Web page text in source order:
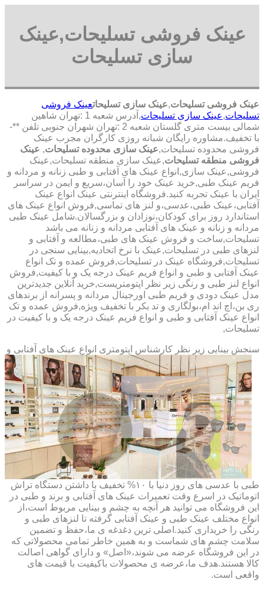
عینک فروشی تسلیحات,عینک
سازی تسلیحات
عینک فروشی تسلیحات,عینک سازی تسلیحاتعینک فروشی
تسلیحات,عینک سازی تسلیحات
,آدرس شعبه 1 :تهران شاهین
شمالی بیست متری گلستان شعبه 2 :تهران شهران جنوبی تلفن **-
با تخفیف.مشاوره رایگان شبانه روزی کارگران مجرب عینک
فروشی محدوده تسلیحات,عینک سازی محدوده تسلیحات, عینک
فروشی منطقه تسلیحات,عینک سازی منطقه تسلیحات,عینک
فروشی,عینک سازی,انواع عینک های آفتابی و طبی زنانه و مردانه و
فریم عینک طبی,خرید عینک خود را آسان،سریع و ایمن در سراسر
ایران با عینک تجربه کنید.فروشگاه اینترنتی عینک انواع عینک
آفتابی،عینک طبی،عدسی،و لنز های تماسی,فروش انواع عینک های
استاندارد روز برای کودکان،نوزادان و بزرگسالان.شامل عینک طبی
مردانه و زنانه و عینک های آفتابی مردانه و زنانه می باشد
تسلیحات,ساخت و فروش عینک های طبی،مطالعه و آفتابی و
لنزهای طبی در تسلیحات,عینک با نرخ اتحادیه,بینایی سنجی در
تسلیحات,فروشگاه عینک در تسلیحات,فروش عمده و تک انواع
عینک آفتابی و طبی و انواع فریم عینک درجه یک و با کیفیت,فروش
انواع لنز طبی و رنگی زیر نظر اپتومتریست,خرید آنلاین جدیدترین
مدل عینک دودی و فریم طبی اورجینال مردانه و پسرانه از برندهای
ری بن،اچ اند ام،بولگاری و تد بکر با تخفیف ویژه,فروش عمده و تک
انواع عینک آفتابی و طبی و انواع فریم عینک درجه یک و با کیفیت در
تسلیحات,
سنجش بینایی زیر نظر کارشناس اپتومتری انواع عینک های آفتابی و
طبی با عدسی های روز دنیا با ۱۰% تخفیف با داشتن دستگاه تراش
اتوماتیک در اسرع وقت تعمیرات عینک های آفتابی و برند و طبی در
این فروشگاه می توانید هر آنچه به چشم و بینایی مربوط است،از
انواع مختلف عینک طبی و عینک آفتابی گرفته تا لنزهای طبی و
رنگی را خریداری کنید.اصلی ترین دغدغه ی ما،حفظ و تضمین
سلامت چشم های شماست و به همین خاطر تمامی محصولاتی که
در این فروشگاه عرضه می شوند،«اصل» و دارای گواهی اصالت
کالا هستند.هدف ما،عرضه ی محصولات باکیفیت با قیمت های
واقعی است.